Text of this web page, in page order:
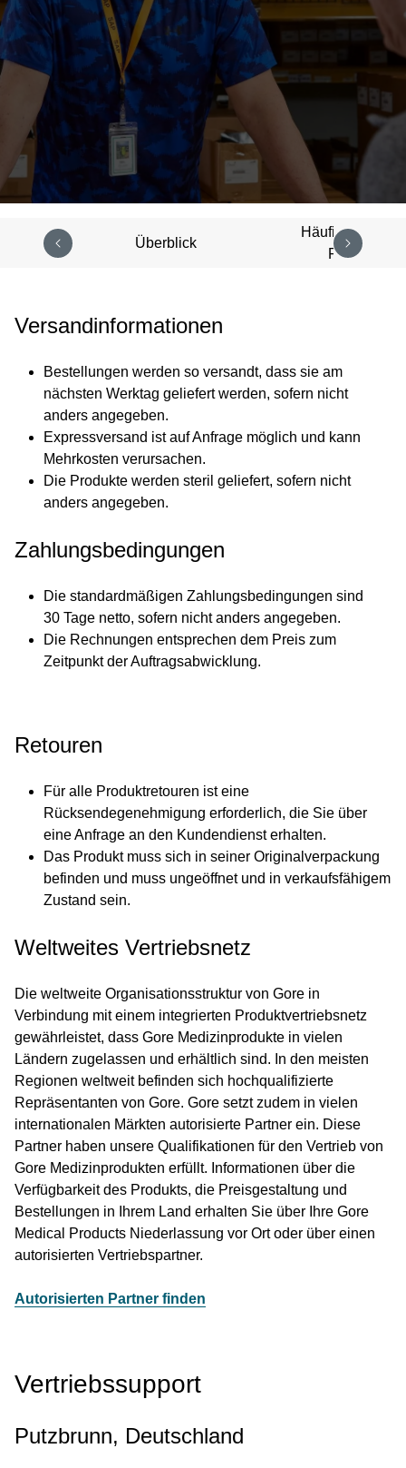
Überblick
Häufig gestellte
Fragen
Versandinformationen
Bestellungen werden so versandt, dass sie am
nächsten Werktag geliefert werden, sofern nicht
anders angegeben.
Expressversand ist auf Anfrage möglich und kann
Mehrkosten verursachen.
Die Produkte werden steril geliefert, sofern nicht
anders angegeben.
Zahlungsbedingungen
Die standardmäßigen Zahlungsbedingungen sind
30 Tage netto, sofern nicht anders angegeben.
Die Rechnungen entsprechen dem Preis zum
Zeitpunkt der Auftragsabwicklung.
Retouren
Für alle Produktretouren ist eine
Rücksendegenehmigung erforderlich, die Sie über
eine Anfrage an den Kundendienst erhalten.
Das Produkt muss sich in seiner Originalverpackung
befinden und muss ungeöffnet und in verkaufsfähigem
Zustand sein.
Weltweites Vertriebsnetz
Die weltweite Organisationsstruktur von Gore in
Verbindung mit einem integrierten Produktvertriebsnetz
gewährleistet, dass Gore Medizinprodukte in vielen
Ländern zugelassen und erhältlich sind. In den meisten
Regionen weltweit befinden sich hochqualifizierte
Repräsentanten von Gore. Gore setzt zudem in vielen
internationalen Märkten autorisierte Partner ein. Diese
Partner haben unsere Qualifikationen für den Vertrieb von
Gore Medizinprodukten erfüllt. Informationen über die
Verfügbarkeit des Produkts, die Preisgestaltung und
Bestellungen in Ihrem Land erhalten Sie über Ihre Gore
Medical Products Niederlassung vor Ort oder über einen
autorisierten Vertriebspartner.
Autorisierten Partner finden
Vertriebssupport
Putzbrunn, Deutschland